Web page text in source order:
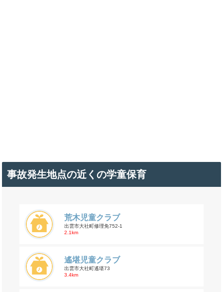
事故発生地点の近くの学童保育
荒木児童クラブ
出雲市大社町修理免752-1
2.1km
遙堪児童クラブ
出雲市大社町遙堪73
3.4km